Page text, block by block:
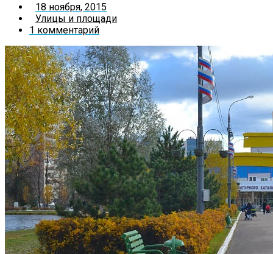
18 ноября, 2015
Улицы и площади
1 комментарий